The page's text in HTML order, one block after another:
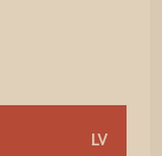
LV